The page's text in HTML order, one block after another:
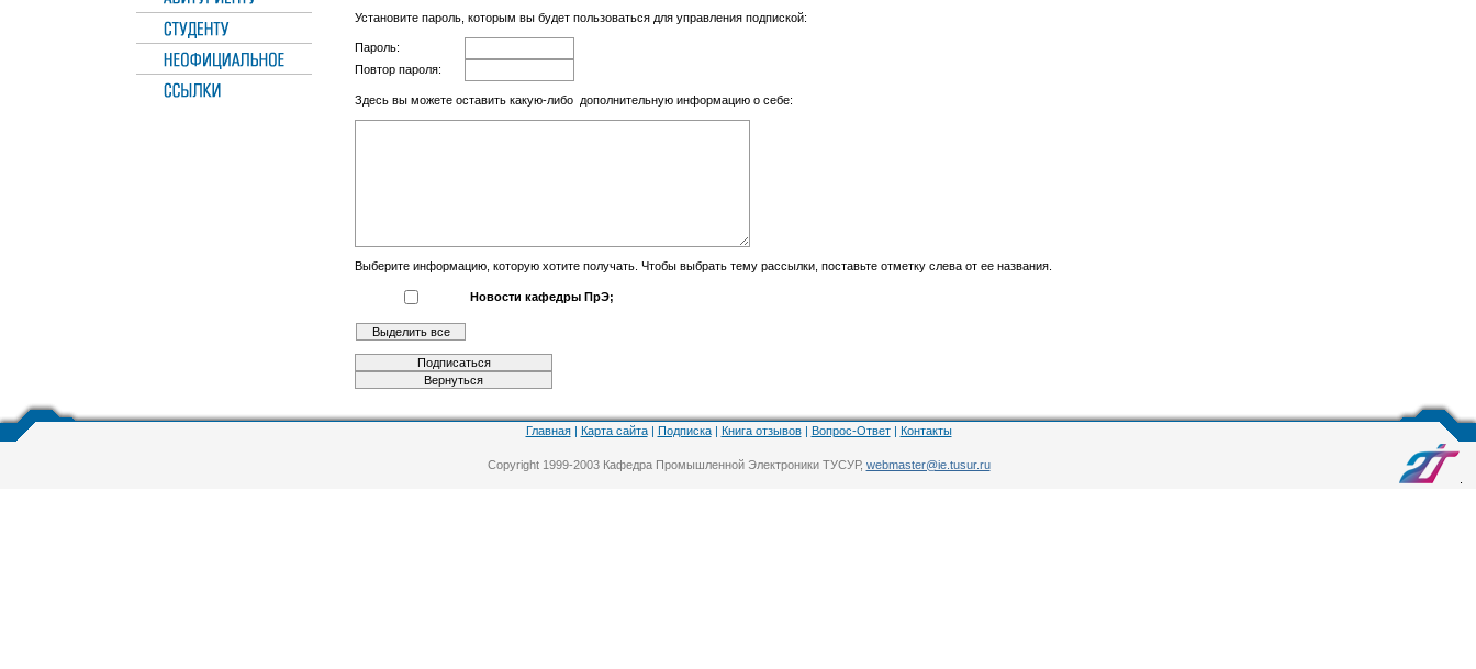
Установите пароль, которым вы будет пользоваться для управления подпиской:
Пароль:
Повтор пароля:
Здесь вы можете оставить какую-либо дополнительную информацию о себе:
Выберите информацию, которую хотите получать. Чтобы выбрать тему рассылки, поставьте отметку слева от ее названия.
Новости кафедры ПрЭ;
Главная| Карта сайта| Подписка| Книга отзывов| Вопрос-Ответ| Контакты
Copyright 1999-2003 Кафедра Промышленной Электроники ТУСУР, webmaster@ie.tusur.ru